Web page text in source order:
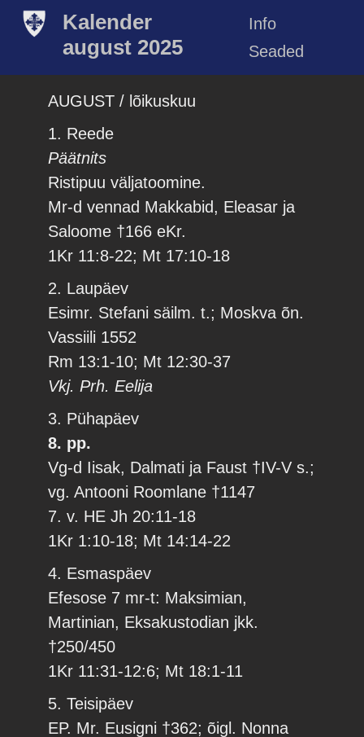
Kalender
august 2025
Info
Seaded
AUGUST / lõikuskuu
1. Reede
Päätnits
Ristipuu väljatoomine.
Mr-d vennad Makkabid, Eleasar ja
Saloome †166 eKr.
1Kr 11:8-22; Mt 17:10-18
2. Laupäev
Esimr. Stefani säilm. t.; Moskva õn.
Vassiili 1552
Rm 13:1-10; Mt 12:30-37
Vkj. Prh. Eelija
3. Pühapäev
8. pp.
Vg-d Iisak, Dalmati ja Faust †IV-V s.;
vg. Antooni Roomlane †1147
7. v. HE Jh 20:11-18
1Kr 1:10-18; Mt 14:14-22
4. Esmaspäev
Efesose 7 mr-t: Maksimian,
Martinian, Eksakustodian jkk.
†250/450
1Kr 11:31-12:6; Mt 18:1-11
5. Teisipäev
EP. Mr. Eusigni †362; õigl. Nonna